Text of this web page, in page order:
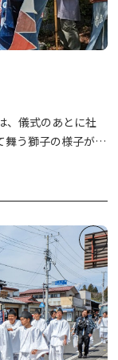
、儀式のあとに社
舞う獅子の様子が見
駐車場と公衆トイ